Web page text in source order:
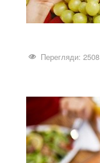
Перегляди: 2508